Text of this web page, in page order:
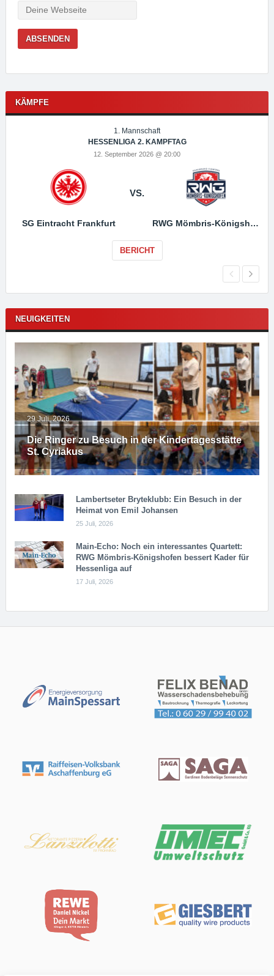
Webseite
KÄMPFE
1. Mannschaft
HESSENLIGA 2. KAMPFTAG
12. September 2026 @ 20:00
SG Eintracht Frankfurt
VS.
RWG Mömbris-Königshofen
BERICHT
NEUIGKEITEN
Die Ringer zu Besuch in der Kindertagesstätte
St. Cyriakus
29 Juli, 2026
Lambertseter Bryteklubb: Ein Besuch in der
Heimat von Emil Johansen
25 Juli, 2026
Main-Echo: Noch ein in­ter­es­san­tes Quar­tett:
RWG Möm­b­ris-Kö­n­igs­ho­fen bessert Kader für
Hessenliga auf
17 Juli, 2026